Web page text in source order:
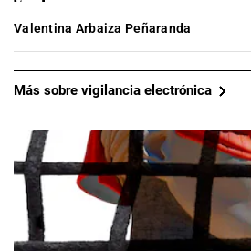
Valentina Arbaiza Peñaranda
Más sobre vigilancia electrónica